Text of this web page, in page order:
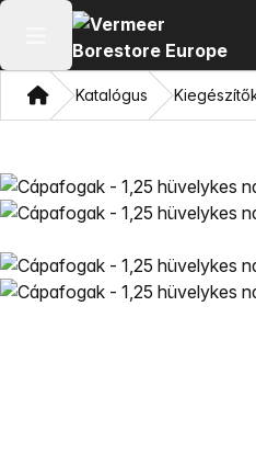
Főmenü megnyitása
OtthonKatalógus